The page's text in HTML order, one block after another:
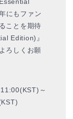
にもファン
ことを期待
Edition)』
ろしくお願
～